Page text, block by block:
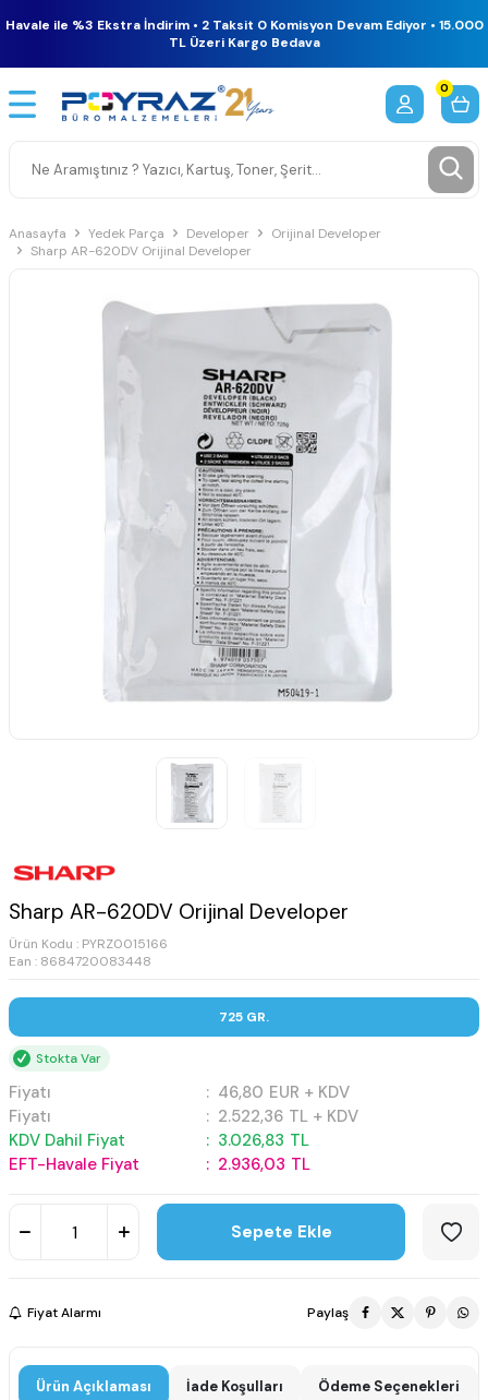
Havale ile %3 Ekstra İndirim • 2 Taksit 0 Komisyon Devam Ediyor • 15.000
TL Üzeri Kargo Bedava
0
Anasayfa Yedek Parça Developer
Orijinal Developer
Sharp AR-620DV Orijinal Developer
Sharp AR-620DV Orijinal Developer
Ürün Kodu : PYRZ0015166
Ean : 8684720083448
725 GR.
Stokta Var
Fiyatı : 46,80 EUR + KDV
Fiyatı
: 2.522,36 TL + KDV
KDV Dahil Fiyat
: 3.026,83 TL
EFT-Havale Fiyat
: 2.936,03 TL
Sepete Ekle
Fiyat Alarmı Paylaş
Ürün Açıklaması İade Koşulları Ödeme Seçenekleri